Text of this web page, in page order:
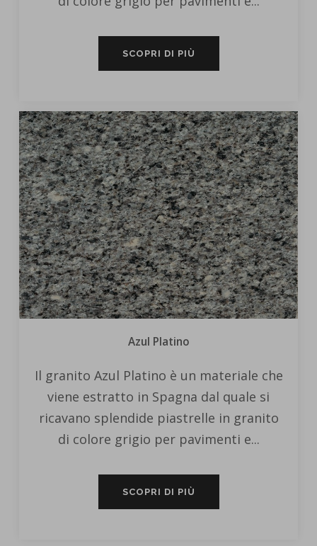
SCOPRI DI PIÙ
Azul Platino
Il granito Azul Platino è un materiale che
viene estratto in Spagna dal quale si
ricavano splendide piastrelle in granito
di colore grigio per pavimenti e...
SCOPRI DI PIÙ